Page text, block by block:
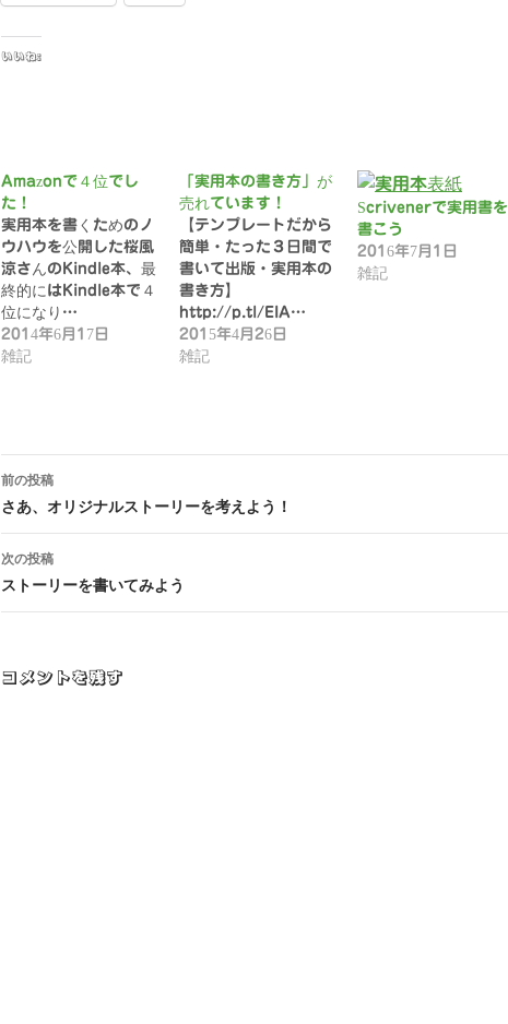
いいね:
Amazonで４位でし
た！
実用本を書くためのノ
ウハウを公開した桜風
涼さんのKindle本、最
終的にはKindle本で４
位になり…
2014年6月17日
雑記
「実用本の書き方」が
売れています！
【テンプレートだから
簡単・たった３日間で
書いて出版・実用本の
書き方】
http://p.tl/EIA…
2015年4月26日
雑記
Scrivenerで実用書を
書こう
2016年7月1日
雑記
投
稿
ナ
ビ
前の投稿
さあ、オリジナルストーリーを考えよう！
次の投稿
ストーリーを書いてみよう
コメントを残す